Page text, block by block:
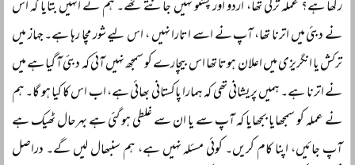
رکھا ہے؟ عملہ ترکی تھا، اردو اور پشتو نہیں جانتے تھے۔ ہم نے انہیں بتایا کہ اس
نے دبئی میں اترنا تھا، آپ نے اسے اتارا نہیں ، اس لیے شور مچا رہا ہے۔ جہاز میں
ترکش یا انگریزی میں اعلان ہوتا تھا اس بیچارے کو سمجھ نہیں آئی کہ دبئی آ گیا ہے میں
نے اترنا ہے۔ ہمیں پریشانی تھی کہ ہمارا پاکستانی بھائی ہے، اب اس کا کیا ہو گا۔ ہم
نے عملہ کو سمجھایا بجھایا کہ آپ سے یا ان سے غلطی ہو گئی ہے بہرحال ٹھیک ہے
آپ جائیں، اپنا کام کریں۔ کوئی مسئلہ نہیں ہے، ہم سنبھال لیں گے۔ دراصل